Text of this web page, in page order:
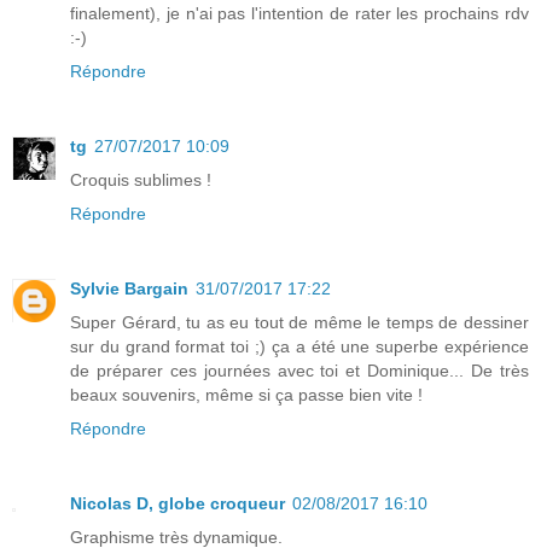
finalement), je n'ai pas l'intention de rater les prochains rdv
:-)
Répondre
tg 27/07/2017 10:09
Croquis sublimes !
Répondre
Sylvie Bargain 31/07/2017 17:22
Super Gérard, tu as eu tout de même le temps de dessiner
sur du grand format toi ;) ça a été une superbe expérience
de préparer ces journées avec toi et Dominique... De très
beaux souvenirs, même si ça passe bien vite !
Répondre
Nicolas D, globe croqueur 02/08/2017 16:10
Graphisme très dynamique.